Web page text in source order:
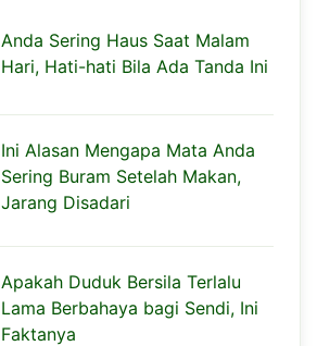
Anda Sering Haus Saat Malam
Hari, Hati-hati Bila Ada Tanda Ini
Ini Alasan Mengapa Mata Anda
Sering Buram Setelah Makan,
Jarang Disadari
Apakah Duduk Bersila Terlalu
Lama Berbahaya bagi Sendi, Ini
Faktanya